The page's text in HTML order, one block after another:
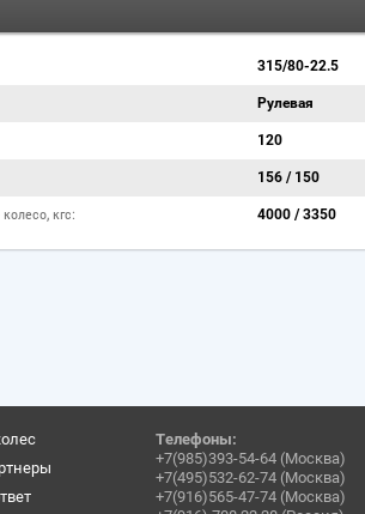
315/80-22.5
Рулевая
120
156 / 150
кгс: 4000 / 3350
Телефоны:
+7(985)393-54-64 (Москва)
+7(495)532-62-74 (Москва)
+7(916)565-47-74 (Москва)